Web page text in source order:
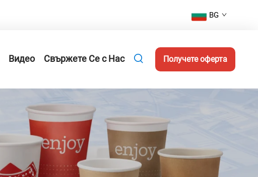
BG
Видео Свържете Се с Нас Получете оферта